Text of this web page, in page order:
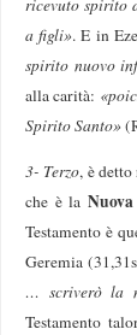
a figli». E in
spirito nuovo
alla carità:
Spirito Santo»
3- Terzo, è
che è la
Testamento è
Geremia
… scriverò la
Testamento